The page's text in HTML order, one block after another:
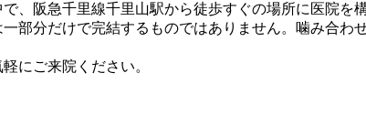
、阪急千里線千里山駅から徒歩すぐの場所に医院
部分だけで完結するものではありません。噛み合
にご来院ください。